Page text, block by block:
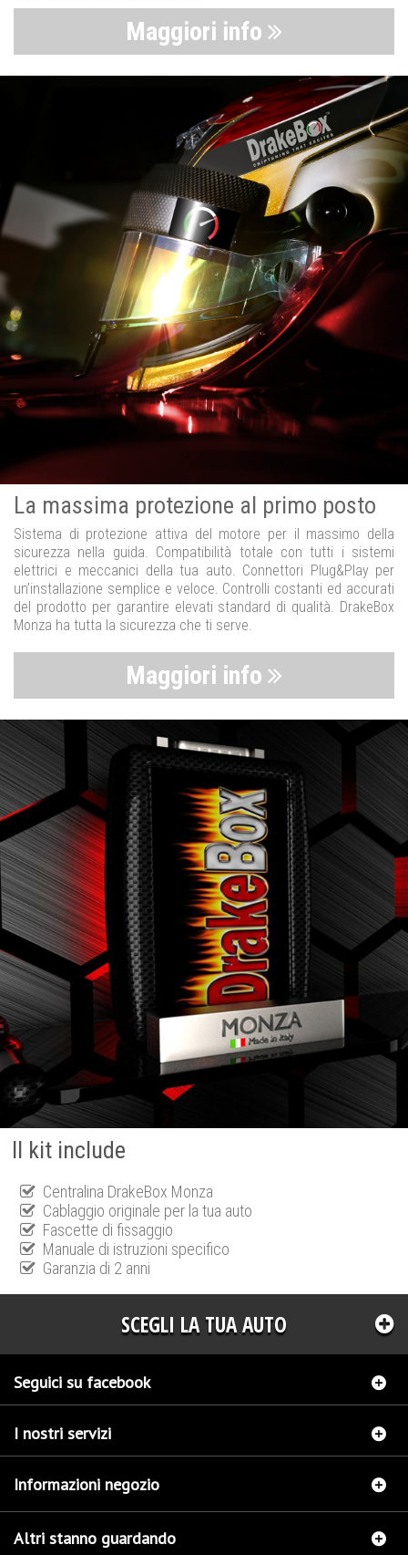
Maggiori info
La massima protezione al primo posto
Sistema di protezione attiva del motore per il massimo della
sicurezza nella guida. Compatibilità totale con tutti i sistemi
elettrici e meccanici della tua auto. Connettori Plug&Play per
un’installazione semplice e veloce. Controlli costanti ed accurati
del prodotto per garantire elevati standard di qualità. DrakeBox
Monza ha tutta la sicurezza che ti serve.
Maggiori info
Il kit include
Centralina DrakeBox Monza
Cablaggio originale per la tua auto
Fascette di fissaggio
Manuale di istruzioni specifico
Garanzia di 2 anni
SCEGLI LA TUA AUTO
Seguici su facebook
I nostri servizi
Informazioni negozio
Altri stanno guardando